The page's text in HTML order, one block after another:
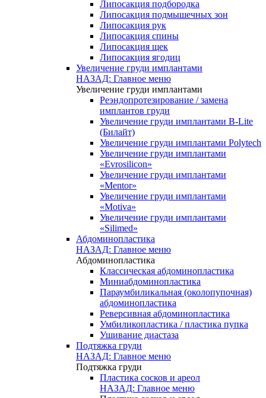
Липосакция подбородка
Липосакция подмышечных зон
Липосакция рук
Липосакция спины
Липосакция щек
Липосакция ягодиц
Увеличение груди имплантами
НАЗАД: Главное меню
Увеличение груди имплантами
Реэндопротезирование / замена
имплантов груди
Увеличение груди имплантами B-Lite
(Билайт)
Увеличение груди имплантами Polytech
Увеличение груди имплантами
«Evrosilicon»
Увеличение груди имплантами
«Mentor»
Увеличение груди имплантами
«Motiva»
Увеличение груди имплантами
«Silimed»
Абдоминопластика
НАЗАД: Главное меню
Абдоминопластика
Классическая абдоминопластика
Миниабдоминопластика
Параумбиликальная (околопупочная)
абдоминопластика
Реверсивная абдоминопластика
Умбиликопластика / пластика пупка
Ушивание диастаза
Подтяжка груди
НАЗАД: Главное меню
Подтяжка груди
Пластика сосков и ареол
НАЗАД: Главное меню